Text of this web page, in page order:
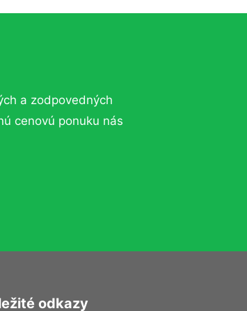
a zodpovedných
cenovú ponuku nás
odkazy